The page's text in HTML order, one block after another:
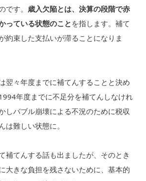
です。 歳入欠陥とは、決算の段階で赤
っている状態のこと を指します。補て
約束した支払いが滞ることになりま
翌々年度までに補てんすることと決め
年度までに不足分を補てんしなけれ
しバブル崩壊による不況のために税収
は難しい状態に。
補てんする話も出ましたが、そのとき
大きな負担を残さないために、基本的